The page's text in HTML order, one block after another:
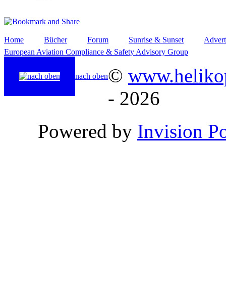
Home Bücher Forum Sunrise & Sunset
European Aviation Compliance & Safety Advisory Group
nach oben©
- 2026
Powered by Invision